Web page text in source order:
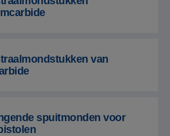
van
spuitmonden voor